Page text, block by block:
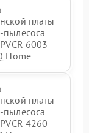
платы
пылесоса
6003
Home
платы
пылесоса
4260